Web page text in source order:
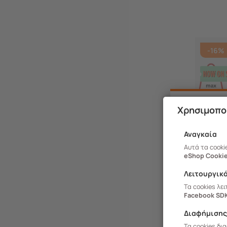
-16%
Αναγκαία
Αυτά τα
eShop
Τα cookies
Facebook
Διαφήμισης